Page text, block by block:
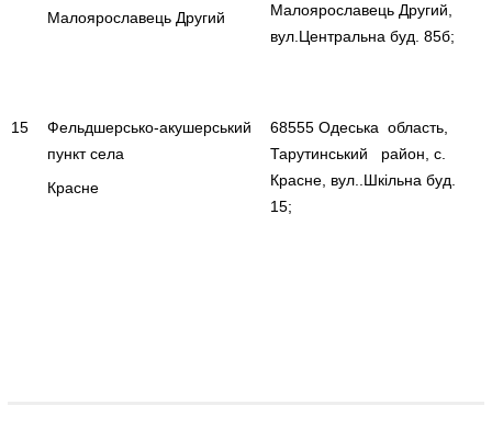
Малоярославець Другий
Малоярославець Другий,
вул.Центральна буд. 85б;
15
Фельдшерсько-акушерський
пункт села
Красне
68555 Одеська область,
Тарутинський район, с.
Красне, вул..Шкільна буд.
15;